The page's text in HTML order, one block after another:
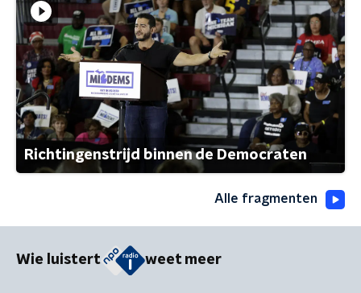
Richtingenstrijd binnen de Democraten
Alle fragmenten
Wie luistert weet meer